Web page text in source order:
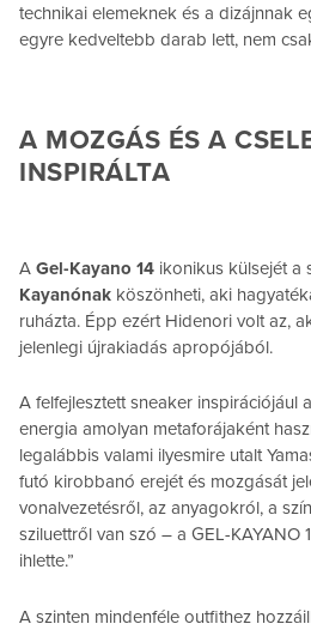
technikai elemeknek és a dizájnnak
egyre kedveltebb darab lett, nem
A MOZGÁS ÉS A
INSPIRÁLTA
A Gel-Kayano 14 ikonikus külsejét a
Kayanónak köszönheti, aki
ruházta. Épp ezért Hidenori volt az,
jelenlegi újrakiadás apropójából.
A felfejlesztett sneaker inspirációjául
energia amolyan metaforájaként
legalábbis valami ilyesmire utalt
futó kirobbanó erejét és mozgását
vonalvezetésről, az anyagokról, a
sziluettről van szó – a GEL-KAYANO
ihlette.”
A szinten mindenféle outfithez